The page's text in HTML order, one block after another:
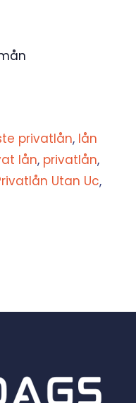
privatlån, lån
lån, privatlån,
Utan Uc,